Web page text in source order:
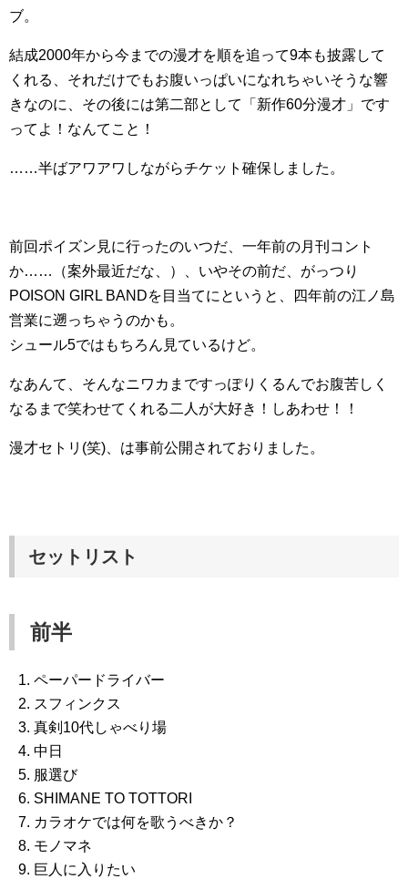
ブ。
結成2000年から今までの漫才を順を追って9本も披露して
くれる、それだけでもお腹いっぱいになれちゃいそうな響
きなのに、その後には第二部として「新作60分漫才」です
ってよ！なんてこと！
……半ばアワアワしながらチケット確保しました。
前回ポイズン見に行ったのいつだ、一年前の月刊コント
か……（案外最近だな、）、いやその前だ、がっつり
POISON GIRL BANDを目当てにというと、四年前の江ノ島
営業に遡っちゃうのかも。
シュール5ではもちろん見ているけど。
なあんて、そんなニワカまですっぽりくるんでお腹苦しく
なるまで笑わせてくれる二人が大好き！しあわせ！！
漫才セトリ(笑)、は事前公開されておりました。
セットリスト
前半
ペーパードライバー
スフィンクス
真剣10代しゃべり場
中日
服選び
SHIMANE TO TOTTORI
カラオケでは何を歌うべきか？
モノマネ
巨人に入りたい